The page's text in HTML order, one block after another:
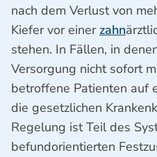
nach dem Verlust von
Kiefer vor einer zahn
stehen. In Fällen, in
Versorgung nicht sofort
betroffene Patienten auf
die gesetzlichen
Regelung ist Teil des
befundorientierten